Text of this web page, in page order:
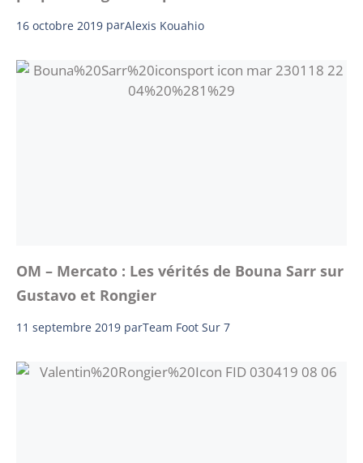
16 octobre 2019 parAlexis Kouahio
OM – Mercato : Les vérités de Bouna Sarr sur
Gustavo et Rongier
11 septembre 2019 parTeam Foot Sur 7